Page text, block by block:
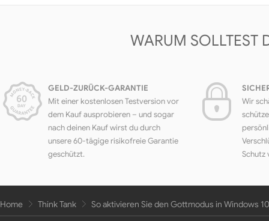
WARUM SOLLTEST
GELD-ZURÜCK-GARANTIE
Mit einer kostenlosen Testversion vor
dem Kauf ausprobieren – und sogar
nach deinen Kauf wirst du durch
unsere 60-tägige risikofreie Garantie
geschützt.
Wir
Schutz
Home Think Tank So aktivieren Sie den Gottmodus in Windows